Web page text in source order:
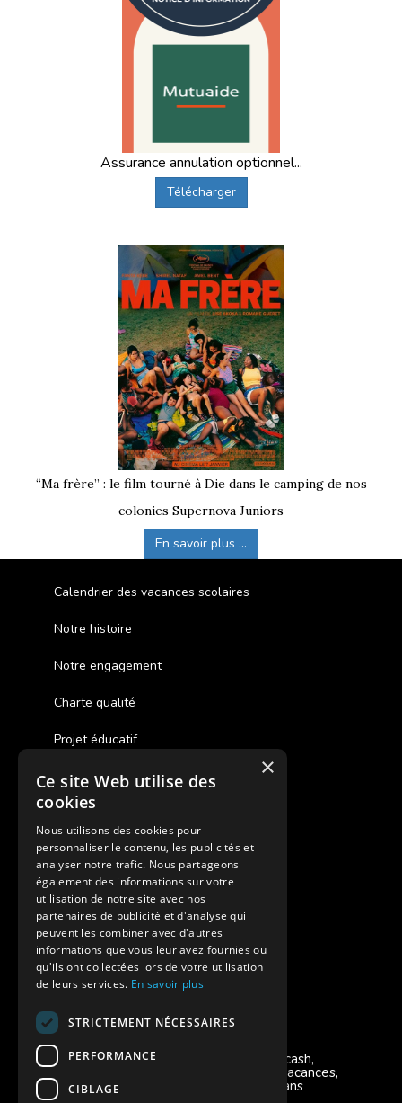
Assurance annulation optionnel...
Télécharger
“Ma frère” : le film tourné à Die dans le camping de nos
colonies Supernova Juniors
En savoir plus ...
Calendrier des vacances scolaires
Notre histoire
Notre engagement
Charte qualité
Projet éducatif
Des colonies de vacances inclusives
Assurances annulations
Aides financières pour partir en colonie
Charte de confidentialité
Vacances Adaptées Adulte Supernova
Modes de règlement acceptés
Chèque, Virement, Espèces, Mandats cash,
Bons CAF, Conseil général, Chèques vacances,
Carte bancaire, Prise en charge reçu sans
règlement, Prélèvement, Pass Colo
×
Ce site Web utilise des
cookies
Nous utilisons des cookies pour
personnaliser le contenu, les publicités et
analyser notre trafic. Nous partageons
également des informations sur votre
utilisation de notre site avec nos
partenaires de publicité et d'analyse qui
peuvent les combiner avec d'autres
informations que vous leur avez fournies ou
qu'ils ont collectées lors de votre utilisation
de leurs services. En savoir plus
STRICTEMENT NÉCESSAIRES
PERFORMANCE
CIBLAGE